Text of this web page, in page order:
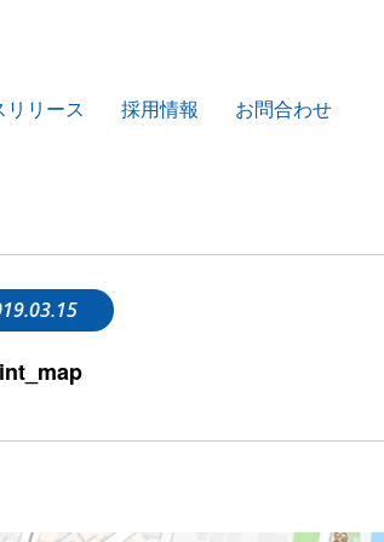
リリース 採用情報 お問合わせ